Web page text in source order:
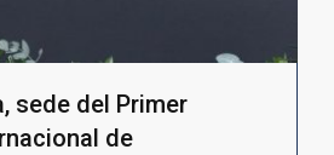
sede del Primer
de